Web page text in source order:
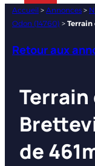
Accueil > Annonces >
Odon (14760) >
Retour aux
de